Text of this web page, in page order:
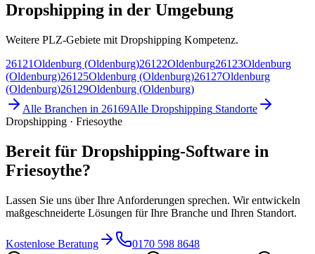
Dropshipping in der Umgebung
Weitere PLZ-Gebiete mit Dropshipping Kompetenz.
26121Oldenburg (Oldenburg)26122Oldenburg26123Oldenburg
(Oldenburg)26125Oldenburg (Oldenburg)26127Oldenburg
(Oldenburg)26129Oldenburg (Oldenburg)
Alle Branchen in 26169Alle Dropshipping Standorte
Dropshipping · Friesoythe
Bereit für Dropshipping-Software in
Friesoythe?
Lassen Sie uns über Ihre Anforderungen sprechen. Wir entwickeln
maßgeschneiderte Lösungen für Ihre Branche und Ihren Standort.
Kostenlose Beratung
0170 598 8648